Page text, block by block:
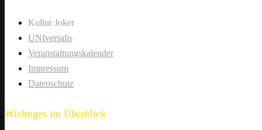
Kultur Joker
UNIversalis
Veranstaltungskalender
Impressum
Datenschutz
Wichtiges im Überblick